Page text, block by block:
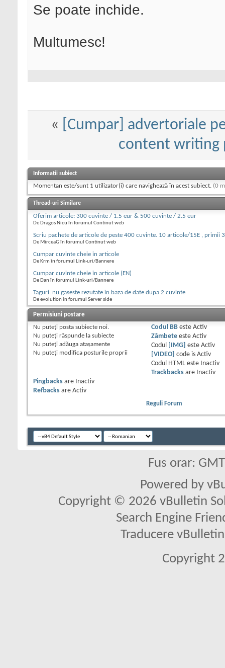
Se poate inchide.
Multumesc!
«
[Cumpar] advertoriale
content writing
Informații subiect
Momentan este/sunt 1 utilizator(i) care navighează în acest subiect. (0
Thread-uri Similare
Oferim articole: 300 cuvinte / 1.5 eur & 500 cuvinte / 2.5 eur
De Dragos Nicu în forumul Continut web
Scriu pachete de articole de peste 400 cuvinte. 10 articole/15E , primii
De MirceaG în forumul Continut web
Cumpar cuvinte cheie in articole
De Krm în forumul Link-uri/Bannere
Cumpar cuvinte cheie in articole (EN)
De Dan în forumul Link-uri/Bannere
Taguri: nu gaseste rezutate in baza de date dupa 2 cuvinte
De evolution în forumul Server side
Permisiuni postare
Nu puteţi posta subiecte noi.
Nu puteţi răspunde la subiecte
Nu puteţi adăuga ataşamente
Nu puteţi modifica posturile proprii
Codul BBeste Activ
Zâmbeteeste Activ
Codul
[IMG] este Activ
[VIDEO]
code is Activ
Codul HTML este
Inactiv
Trackbacksare
Inactiv
Pingbacks are
Inactiv
Refbacks are Activ
Reguli Forum
Fus orar:
Powered by
Copyright © 2026 vBulletin
Search Engine
Traducere
Copyright